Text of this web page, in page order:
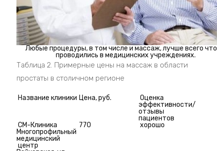
Любые процедуры, в том числе и массаж, лучше всего
проводились в медицинских учреждениях.
Таблица 2. Примерные цены на массаж в области
простаты в столичном регионе
Название клиники Цена, руб.
Оценка
эффективности/
отзывы
пациентов
СМ-Клиника
Многопрофильный
медицинский
центр
770 хорошо